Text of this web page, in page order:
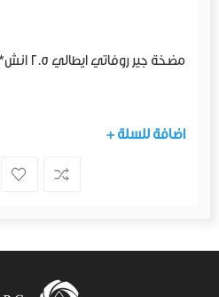
مضخة جير روفاتي ايطالي 2.5 انش*2 انش
+ اضافة للسلة